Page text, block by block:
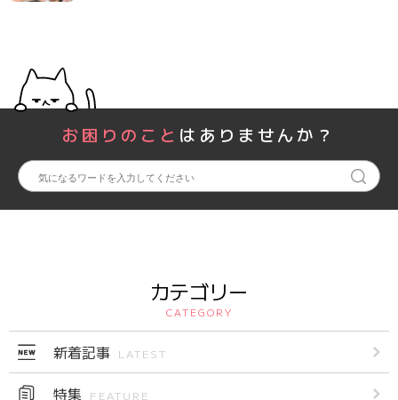
お困りのこと はありませんか？
カテゴリー
CATEGORY
新着記事 LATEST
特集 FEATURE